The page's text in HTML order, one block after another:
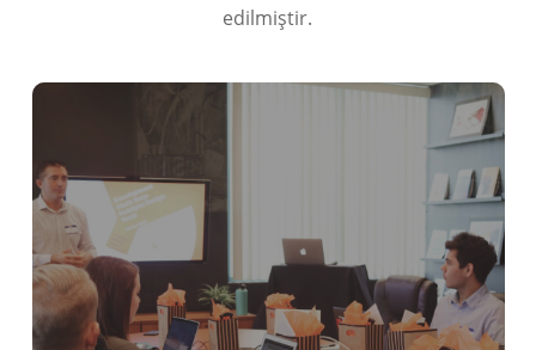
edilmiştir.
日本語
Русский
Italiano